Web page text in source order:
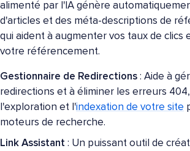
alimenté par l'IA génère
d'articles et des méta-descriptions de
qui aident à augmenter vos taux de clics
votre référencement.
Gestionnaire de Redirections : Aide à
redirections et à éliminer les erreurs
l'exploration et l'indexation de votre site
moteurs de recherche.
Link Assistant : Un puissant outil de